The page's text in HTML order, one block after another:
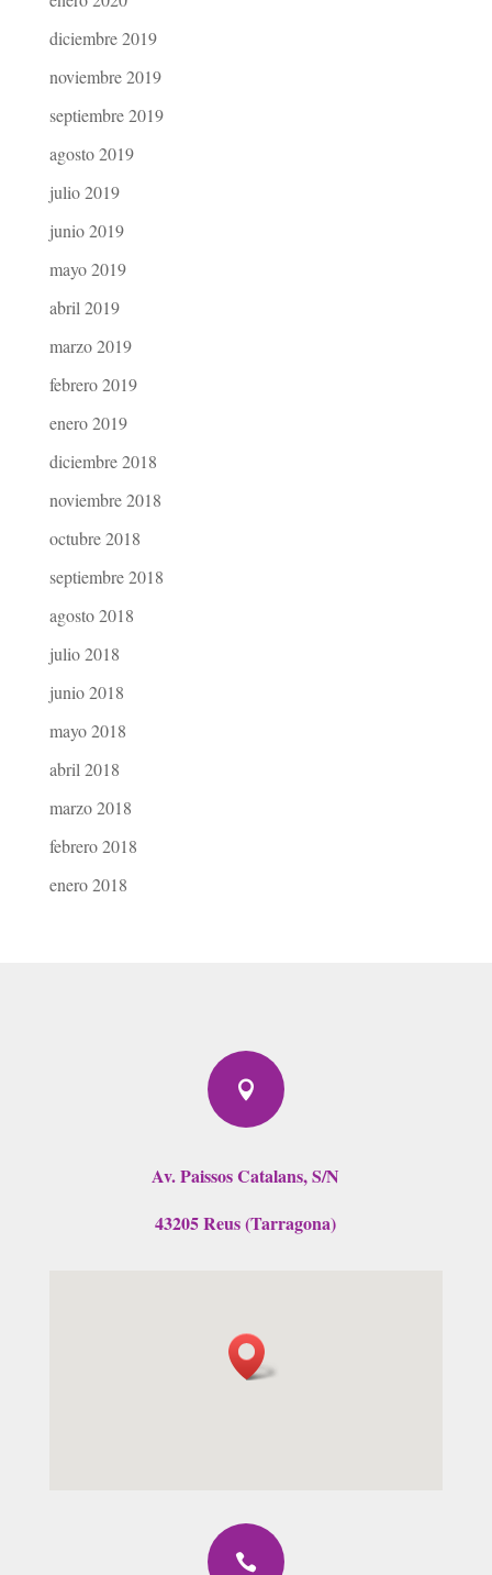
diciembre 2019
noviembre 2019
septiembre 2019
agosto 2019
julio 2019
junio 2019
mayo 2019
abril 2019
marzo 2019
febrero 2019
enero 2019
diciembre 2018
noviembre 2018
octubre 2018
septiembre 2018
agosto 2018
julio 2018
junio 2018
mayo 2018
abril 2018
marzo 2018
febrero 2018
enero 2018

Av. Paissos Catalans, S/N
43205 Reus (Tarragona)
